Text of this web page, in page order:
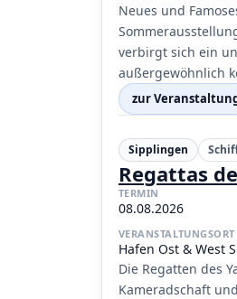
Neues und
verbirgt sich ein
außergewöhnlich
zur
Sipplingen
Regattas
TERMIN
08.08.2026
VERANSTALTUNGSORT
Hafen Ost & West
Die Regatten des
Kameradschaft